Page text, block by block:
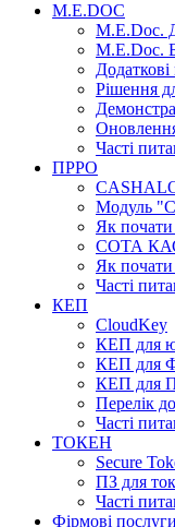
M.E.DOC
M.E.Doc.
M.E.Doc.
Рішення
Часті
ПРРО
Модуль
Як
СОТА
Як
Часті
КЕП
CloudKey
КЕП для
КЕП для
КЕП для
Перелік
Часті
ТОКЕН
Secure
ПЗ для
Часті
Фірмові послуги